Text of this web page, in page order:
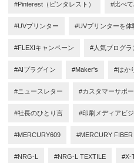
#Pinterest（ピンタレスト） #比べ
#UVプリンター #UVプリンターを
#FLEXIキャンペーン #人気ブログラ
#AIプラグイン #Maker's #はか
#ニュースレター #カスタマーサポ
#社長のひとり言 #印刷メディアビ
#MERCURY609 #MERCURY FIBER
#NRG-L #NRG-L TEXTILE #X-